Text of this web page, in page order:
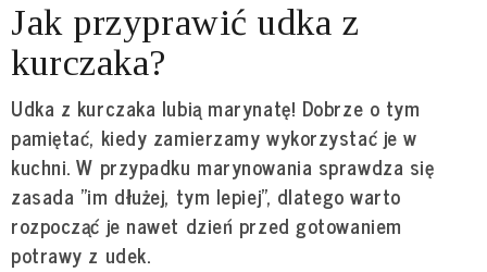
Jak przyprawić udka z
kurczaka?
Udka z kurczaka lubią marynatę! Dobrze o tym
pamiętać, kiedy zamierzamy wykorzystać je w
kuchni. W przypadku marynowania sprawdza się
zasada "im dłużej, tym lepiej", dlatego warto
rozpocząć je nawet dzień przed gotowaniem
potrawy z udek.